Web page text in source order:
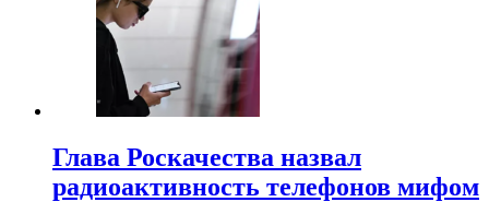
Глава Роскачества назвал
радиоактивность телефонов мифом